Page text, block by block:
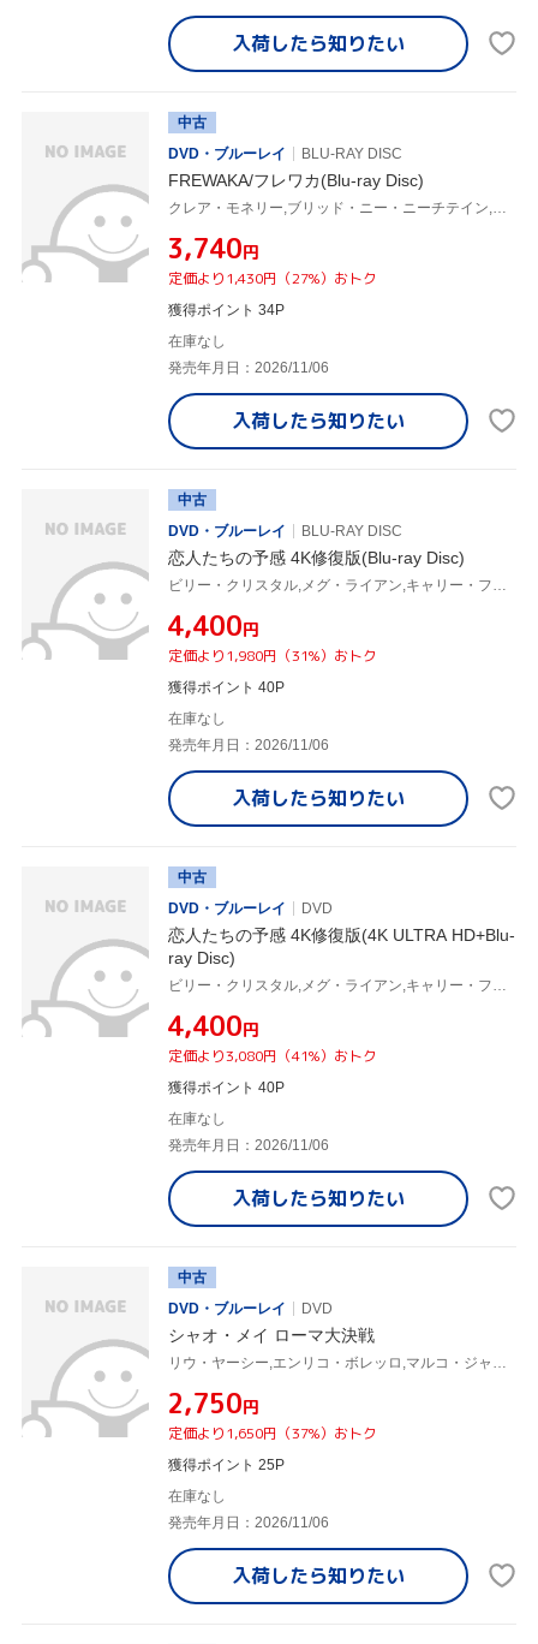
入荷したら知りたい
中古
DVD・ブルーレイ
BLU-RAY DISC
FREWAKA/フレワカ(Blu-ray Disc)
¥3,740円
定価より1,430円（27%）おトク
獲得ポイント 34P
在庫なし
発売年月日：2026/11/06
入荷したら知りたい
中古
DVD・ブルーレイ
BLU-RAY DISC
恋人たちの予感 4K修復版(Blu-ray Disc)
¥4,400円
定価より1,980円（31%）おトク
獲得ポイント 40P
在庫なし
発売年月日：2026/11/06
入荷したら知りたい
中古
DVD・ブルーレイ
DVD
恋人たちの予感 4K修復版(4K ULTRA HD+Blu-
ray Disc)
¥4,400円
定価より3,080円（41%）おトク
獲得ポイント 40P
在庫なし
発売年月日：2026/11/06
入荷したら知りたい
中古
DVD・ブルーレイ
DVD
シャオ・メイ ローマ大決戦
¥2,750円
定価より1,650円（37%）おトク
獲得ポイント 25P
在庫なし
発売年月日：2026/11/06
入荷したら知りたい